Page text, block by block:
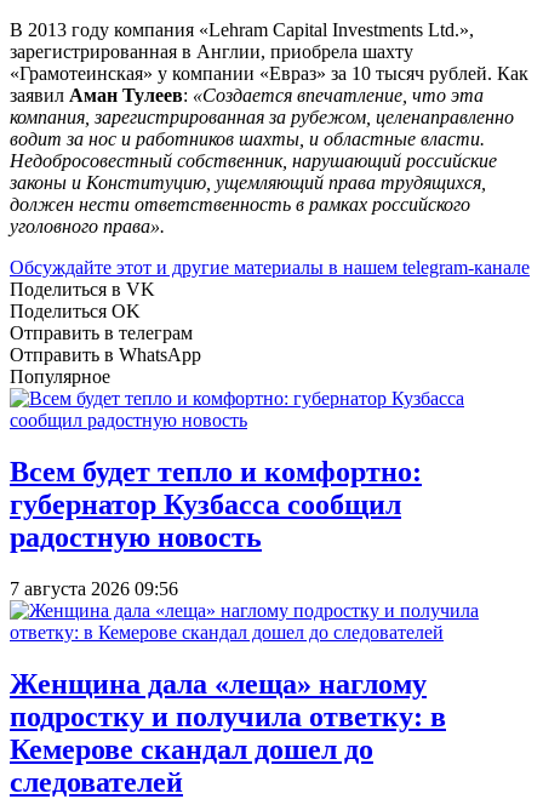
В 2013 году компания «Lehram Capital Investments Ltd.»,
зарегистрированная в Англии, приобрела шахту
«Грамотеинская» у компании «Евраз» за 10 тысяч рублей. Как
заявил Аман Тулеев: «Создается впечатление, что эта
компания, зарегистрированная за рубежом, целенаправленно
водит за нос и работников шахты, и областные власти.
Недобросовестный собственник, нарушающий российские
законы и Конституцию, ущемляющий права трудящихся,
должен нести ответственность в рамках российского
уголовного права».
Обсуждайте этот и другие материалы в нашем telegram-канале
Поделиться в VK
Поделиться OK
Отправить в телеграм
Отправить в WhatsApp
Популярное
Всем будет тепло и комфортно:
губернатор Кузбасса сообщил
радостную новость
7 августа 2026 09:56
Женщина дала «леща» наглому
подростку и получила ответку: в
Кемерове скандал дошел до
следователей